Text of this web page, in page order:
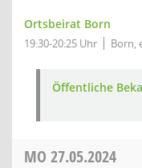
Ortsbeirat Born
19:30-20:25 Uhr Born,
Öffentliche
MO 27.05.2024